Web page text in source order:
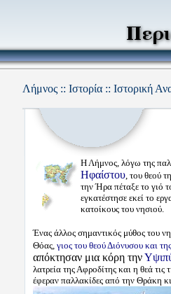
Λήμνος :: Ιστορία :: Ιστορική
Η Λήμνος, λόγω της
Ηφαίστου, του θεού
την Ήρα πέταξε το γιό
εγκατέστησε εκεί το
κατοίκους του νησιού.
Ένας άλλος σημαντικός μύθος του
Θόας, γιος του θεού Διόνυσου και
απόκτησαν μια κόρη την
λατρεία της Αφροδίτης και η θεά
έφεραν παλλακίδες από την Θράκη